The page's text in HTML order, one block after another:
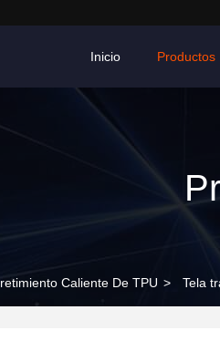
Inicio Productos
Caliente De TPU > Tela